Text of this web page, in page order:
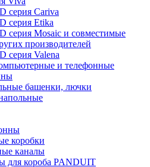
серия Cariva
серия Etika
серия Mosaic и совместимые
производителей
серия Valena
и телефонные
башенки, лючки
коробки
каналы
для короба PANDUIT